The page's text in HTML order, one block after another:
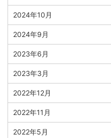
2024年10月
2024年9月
2023年6月
2023年3月
2022年12月
2022年11月
2022年5月